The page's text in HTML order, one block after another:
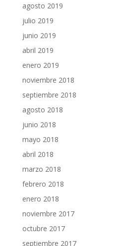
agosto 2019
julio 2019
junio 2019
abril 2019
enero 2019
noviembre 2018
septiembre 2018
agosto 2018
junio 2018
mayo 2018
abril 2018
marzo 2018
febrero 2018
enero 2018
noviembre 2017
octubre 2017
septiembre 2017